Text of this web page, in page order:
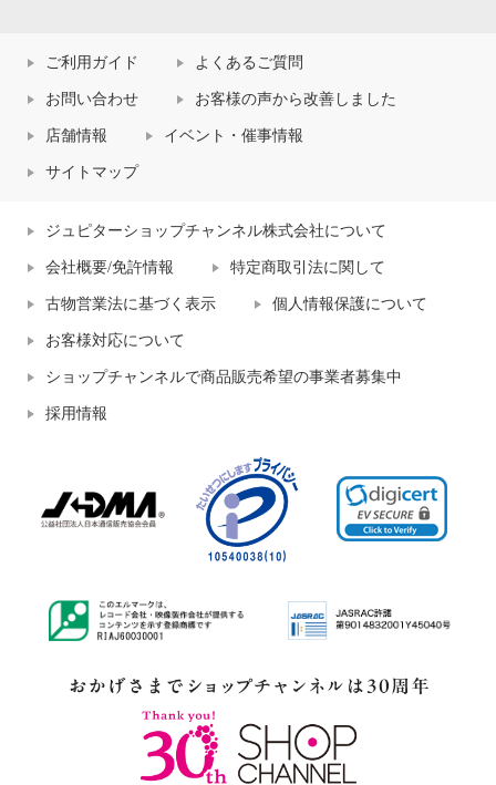
ご利用ガイド よくあるご質問
お問い合わせ お客様の声から改善しました
店舗情報 イベント・催事情報
サイトマップ
ジュピターショップチャンネル株式会社について
会社概要/免許情報 特定商取引法に関して
古物営業法に基づく表示 個人情報保護について
お客様対応について
ショップチャンネルで商品販売希望の事業者募集中
採用情報